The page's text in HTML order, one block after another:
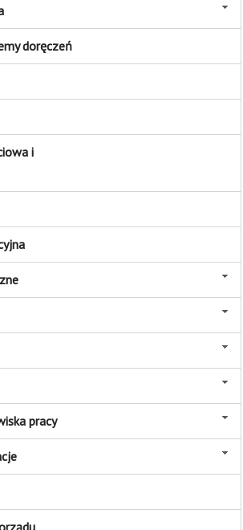
doręczeń
i
pracy